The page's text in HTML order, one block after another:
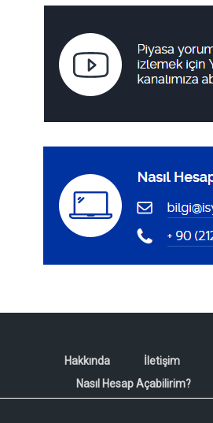
Hakkında İletişim
Nasıl Hesap Açabilirim?